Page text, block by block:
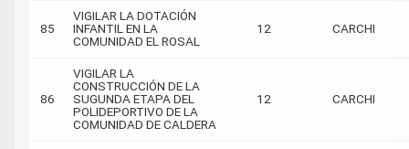
85
VIGILAR LA DOTACIÓN
INFANTIL EN LA
COMUNIDAD EL ROSAL
12 CARCHI
86
VIGILAR LA
CONSTRUCCIÓN DE LA
SUGUNDA ETAPA DEL
POLIDEPORTIVO DE LA
COMUNIDAD DE CALDERA
12 CARCHI